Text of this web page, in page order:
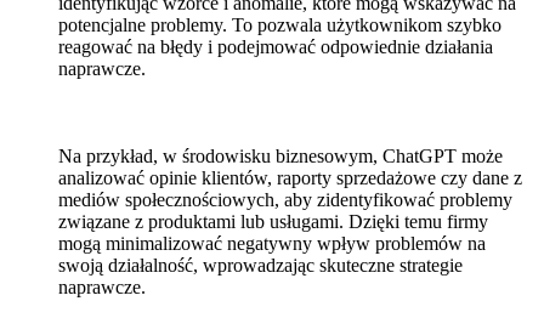
potencjalne problemy. To pozwala użytkownikom szybko
reagować na błędy i podejmować odpowiednie działania
naprawcze.
Na przykład, w środowisku biznesowym, ChatGPT może
analizować opinie klientów, raporty sprzedażowe czy dane z
mediów społecznościowych, aby zidentyfikować problemy
związane z produktami lub usługami. Dzięki temu firmy
mogą minimalizować negatywny wpływ problemów na
swoją działalność, wprowadzając skuteczne strategie
naprawcze.